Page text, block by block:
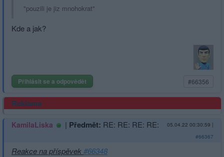
"pouzili je jiz mnohokrat"
Kde a jak?
Přihlásit se a odpovědět #66356
Reklama
KamilaLiska | Předmět: RE: RE: RE: RE: 05.04.22 00:30:59 |
#66367
Reakce na příspěvek#66348